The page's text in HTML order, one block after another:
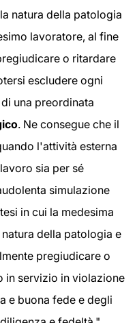
natura della patologia
lavoratore, al fine
o ritardare
escludere ogni
una preordinata
. Ne consegue che il
l'attività esterna
sia per sé
simulazione
in cui la medesima
della patologia e
pregiudicare o
in servizio in violazione
e buona fede e degli